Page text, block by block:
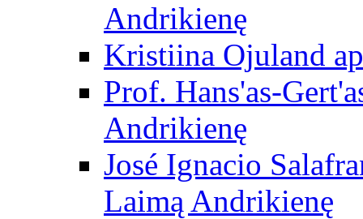
Andrikienę
Kristiina Ojuland
Prof. Hans'as-
Andrikienę
José Ignacio
Laimą Andrikienę